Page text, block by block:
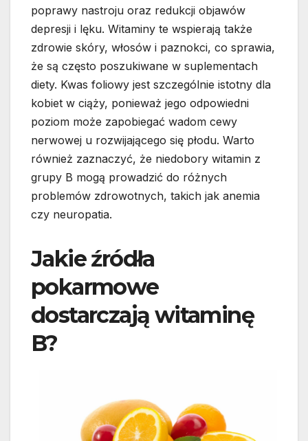
poprawy nastroju oraz redukcji objawów
depresji i lęku. Witaminy te wspierają także
zdrowie skóry, włosów i paznokci, co sprawia,
że są często poszukiwane w suplementach
diety. Kwas foliowy jest szczególnie istotny dla
kobiet w ciąży, ponieważ jego odpowiedni
poziom może zapobiegać wadom cewy
nerwowej u rozwijającego się płodu. Warto
również zaznaczyć, że niedobory witamin z
grupy B mogą prowadzić do różnych
problemów zdrowotnych, takich jak anemia
czy neuropatia.
Jakie źródła
pokarmowe
dostarczają witaminę
B?